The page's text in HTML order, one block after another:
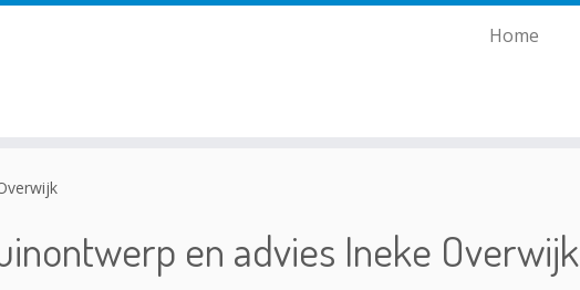
Home
en advies Ineke Overwijk